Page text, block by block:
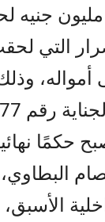
المركزي برد 17 مليون
التي